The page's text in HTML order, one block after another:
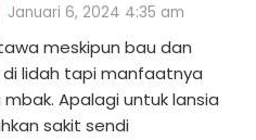
Januari 6, 2024 4:35 am
meskipun bau dan
di lidah tapi manfaatnya
Apalagi untuk lansia
sakit sendi